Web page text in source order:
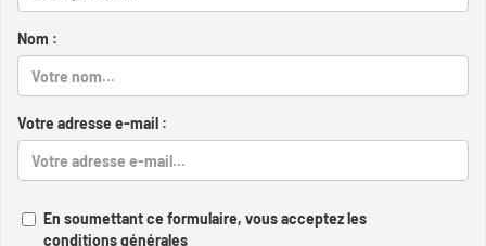
Nom :
Votre adresse e-mail :
En soumettant ce formulaire, vous acceptez les
conditions générales